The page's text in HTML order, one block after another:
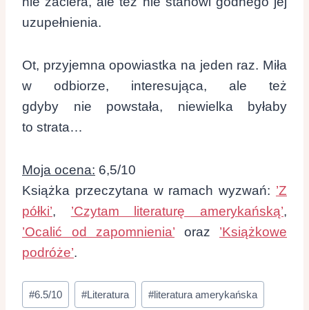
uzupełnienia.
Ot, przyjemna opowiastka na jeden raz. Miła
w odbiorze, interesująca, ale też
gdyby nie powstała, niewielka byłaby
to strata…
Moja ocena: 6,5/10
Książka przeczytana w ramach wyzwań: ’Z
półki’, ’Czytam literaturę amerykańską’,
’Ocalić od zapomnienia’ oraz ’Książkowe
podróże’.
Tagi
wpisu:
#6.5/10 #Literatura #literatura amerykańska